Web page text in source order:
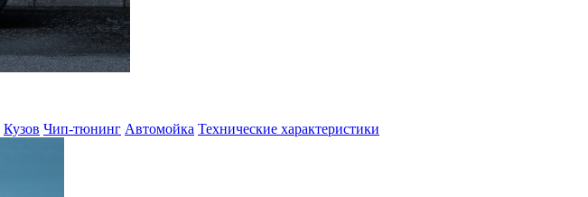
Кузов Чип-тюнинг Автомойка Технические характеристики